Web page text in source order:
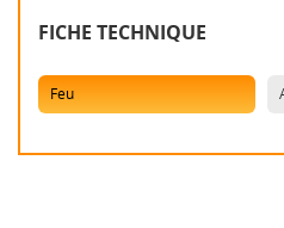
FICHE TECHNIQUE
Feu